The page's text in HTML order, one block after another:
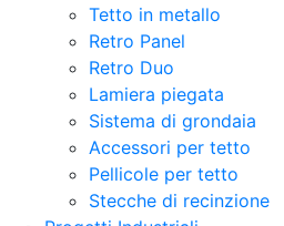
Tetto in metallo
Retro Panel
Retro Duo
Lamiera piegata
Sistema di grondaia
Accessori per tetto
Pellicole per tetto
Stecche di recinzione